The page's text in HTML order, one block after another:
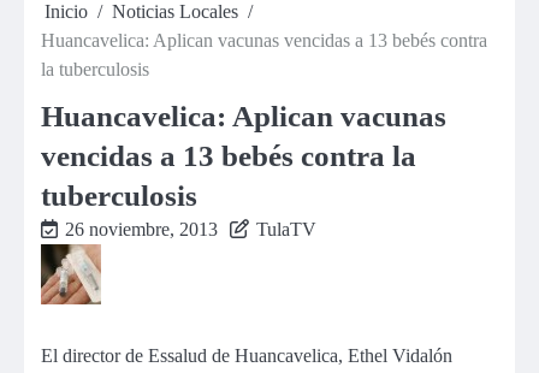
Inicio
Noticias Locales
Huancavelica: Aplican vacunas vencidas a 13 bebés contra
la tuberculosis
Huancavelica: Aplican vacunas
vencidas a 13 bebés contra la
tuberculosis
26 noviembre, 2013 TulaTV
El director de Essalud de Huancavelica, Ethel Vidalón